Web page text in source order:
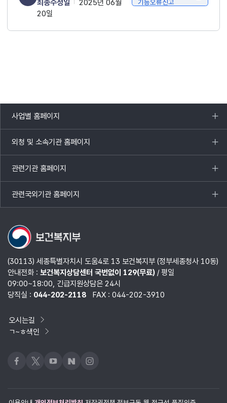
최종수정일
2025년 06월
20일
기능오류신고
사업별 홈페이지
목록
열기
외청 및 소속기관 홈페이지
목록
열기
관련기관 홈페이지
목록
열기
관련국외기관 홈페이지
목록
열기
(30113) 세종특별자치시 도움4로 13 보건복지부 (정부세종청사 10동)
안내전화 : 보건복지상담센터 국번없이 129(무료)/ 평일
09:00~18:00, 긴급지원상담은 24시
당직실 : 044-202-2118 FAX : 044-202-3910
오시는길
ㄱ~ㅎ색인
페이스북
x 유튜브네이버블로그
인스타그램